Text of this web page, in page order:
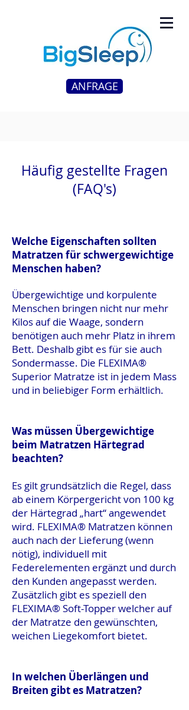
ANFRAGE
Häufig gestellte Fragen
(FAQ's)
Welche Eigenschaften sollten
Matratzen für schwergewichtige
Menschen haben?
Übergewichtige und korpulente
Menschen bringen nicht nur mehr
Kilos auf die Waage, sondern
benötigen auch mehr Platz in ihrem
Bett. Deshalb gibt es für sie auch
Sondermasse. Die FLEXIMA®
Superior Matratze ist in jedem Mass
und in beliebiger Form erhältlich.
Was müssen Übergewichtige
beim Matratzen Härtegrad
beachten?
Es gilt grundsätzlich die Regel, dass
ab einem Körpergericht von 100 kg
der Härtegrad „hart“ angewendet
wird. FLEXIMA® Matratzen können
auch nach der Lieferung (wenn
nötig), individuell mit
Federelementen ergänzt und durch
den Kunden angepasst werden.
Zusätzlich gibt es speziell den
FLEXIMA® Soft-Topper welcher auf
der Matratze den gewünschten,
weichen Liegekomfort bietet.
In welchen Überlängen und
Breiten gibt es Matratzen?